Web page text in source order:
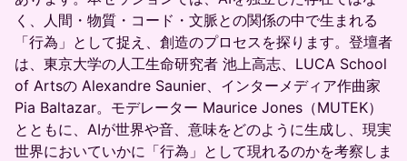
く、人間・物質・コード・文脈との関係の中で生まれる
「行為」として捉え、創造のプロセスを探ります。登壇者
は、東京大学の人工生命研究者 池上高志、LUCA School
of Artsの Alexandre Saunier、インターメディア作曲家
Pia Baltazar。モデレーター Maurice Jones（MUTEK）
とともに、AIが世界や音、意味をどのように生成し、現実
世界においていかに「行為」として現れるのかを考察しま